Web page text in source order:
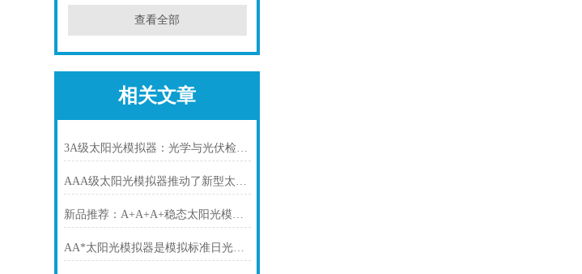
查看全部
相关文章
3A级太阳光模拟器：光学与光伏检测的标准光源设备
AAA级太阳光模拟器推动了新型太阳能技术的发展
新品推荐：A+A+A+稳态太阳光模拟器
AA*太阳光模拟器是模拟标准日光的理想光源